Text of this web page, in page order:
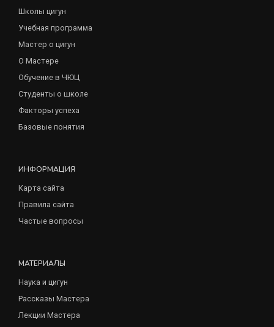
Школы цигун
Учебная программа
Мастер о цигун
О Мастере
Обучение в ЧЮЦ
Студенты о школе
Факторы успеха
Базовые понятия
ИНФОРМАЦИЯ
Карта сайта
Правила сайта
Частые вопросы
МАТЕРИАЛЫ
Наука и цигун
Рассказы Мастера
Лекции Мастера